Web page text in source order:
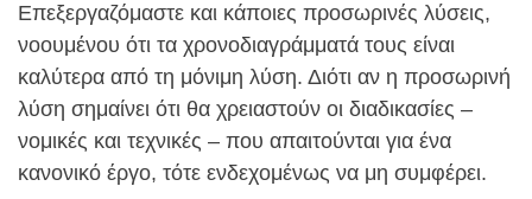
Επεξεργαζόμαστε και κάποιες προσωρινές λύσεις,
νοουμένου ότι τα χρονοδιαγράμματά τους είναι
καλύτερα από τη μόνιμη λύση. Διότι αν η προσωρινή
λύση σημαίνει ότι θα χρειαστούν οι διαδικασίες –
νομικές και τεχνικές – που απαιτούνται για ένα
κανονικό έργο, τότε ενδεχομένως να μη συμφέρει.